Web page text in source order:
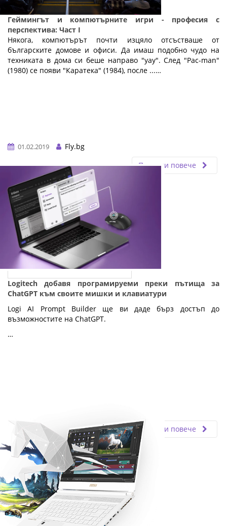
Геймингът и компютърните игри - професия с
перспектива: Част I
Някога, компютърът почти изцяло отсъстваше от
българските домове и офиси. Да имаш подобно чудо на
техниката в дома си беше направо "уау". След "Pac-man"
(1980) се появи "Каратека" (1984), после ...…
01.02.2019
Fly.bg
Прочети повече
Logitech добавя програмируеми преки пътища за
ChatGPT към своите мишки и клавиатури
Logi AI Prompt Builder ще ви даде бърз достъп до
възможностите на ChatGPT.
…
Прочети повече